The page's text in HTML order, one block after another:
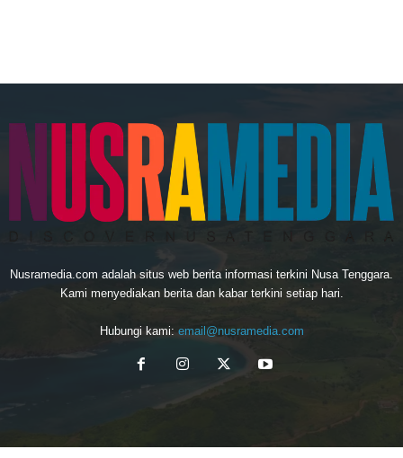
Nusramedia.com adalah situs web berita informasi terkini Nusa Tenggara.
Kami menyediakan berita dan kabar terkini setiap hari.
Hubungi kami: email@nusramedia.com